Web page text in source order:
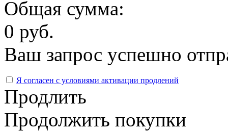
Общая сумма:
0 руб.
Ваш запрос успешно
Я согласен с условиями активации продлений
Продлить
Продолжить покупки